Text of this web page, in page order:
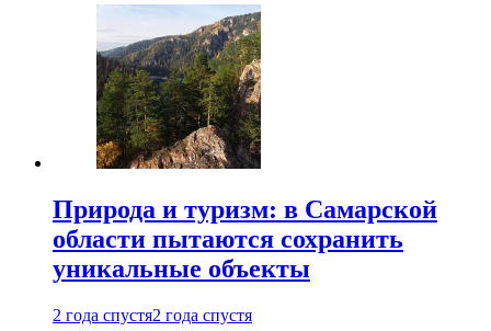
Природа и туризм: в Самарской
области пытаются сохранить
уникальные объекты
2 года спустя2 года спустя